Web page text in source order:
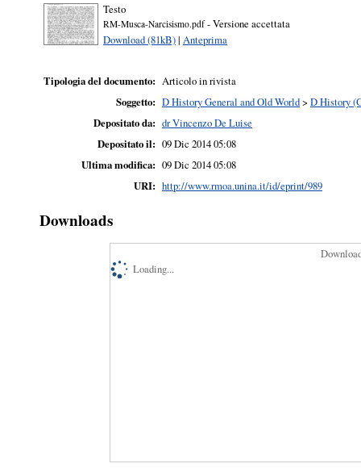
Testo
RM-Musca-Narcisismo.pdf- Versione accettata
Download (81kB)| Anteprima
Tipologia del documento: Articolo in rivista
Soggetto: D History General and Old World> D History
Depositato da: dr Vincenzo De Luise
Depositato il: 09 Dic 2014 05:08
Ultima modifica: 09 Dic 2014 05:08
URI: http://www.rmoa.unina.it/id/eprint/989
Downloads
Loading...